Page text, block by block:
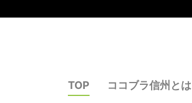
TOP ココブラ信州とは